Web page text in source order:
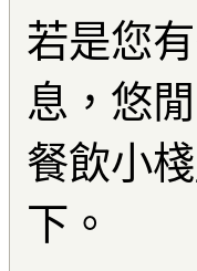
若是您
息，悠
餐飲小
下。